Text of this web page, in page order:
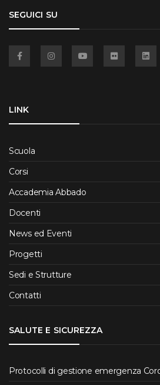
SEGUICI SU
LINK
Scuola
Corsi
Accademia Abbado
Docenti
News ed Eventi
Progetti
Sedi e Strutture
Contatti
SALUTE E SICUREZZA
Protocolli di gestione emergenza